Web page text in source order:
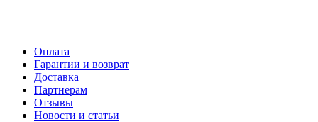
Оплата
Гарантии и возврат
Доставка
Партнерам
Отзывы
Новости и статьи